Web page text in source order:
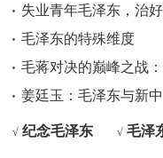
失业青年毛泽东，治
毛泽东的特殊维度
毛蒋对决的巅峰之战
姜廷玉：毛泽东与新
√ 纪念毛泽东 √ 毛泽